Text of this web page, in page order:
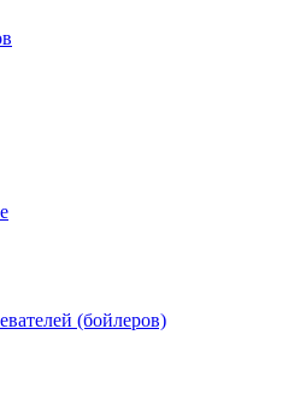
(бойлеров)